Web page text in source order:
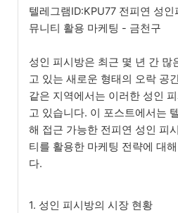
텔레그램ID:KPU77 전피연 성
뮤니티 활용 마케팅 - 금천구
성인 피시방은 최근 몇 년 간 많
고 있는 새로운 형태의 오락 공
같은 지역에서는 이러한 성인
고 있습니다. 이 포스트에서는
해 접근 가능한 전피연 성인 피
티를 활용한 마케팅 전략에 대
다.
1. 성인 피시방의 시장 현황